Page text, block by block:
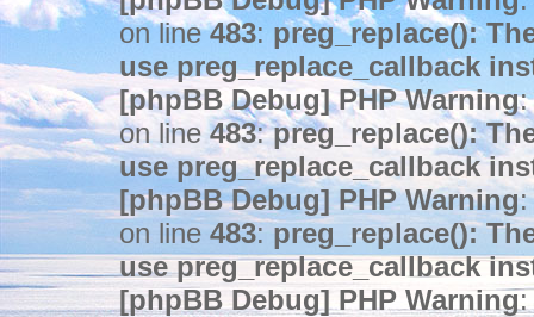
on line483: preg_replace():
use preg_replace_callback
[phpBB Debug] PHP Warning:
on line483:preg_replace():
use preg_replace_callback
[phpBB Debug] PHP Warning:
on line 483:preg_replace():
use preg_replace_callback
[phpBB Debug] PHP Warning: